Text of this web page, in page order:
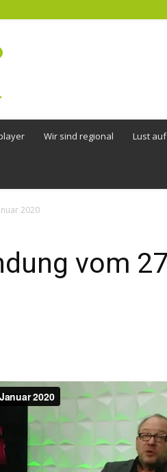
Wir sind regional Lust
2020
vom